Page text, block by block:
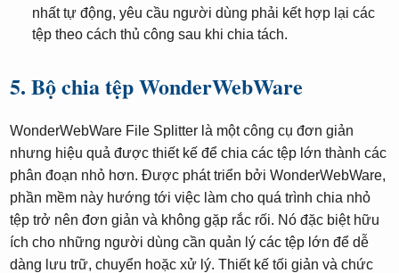
nhất tự động, yêu cầu người dùng phải kết hợp lại các
tệp theo cách thủ công sau khi chia tách.
5. Bộ chia tệp WonderWebWare
WonderWebWare File Splitter là một công cụ đơn giản
nhưng hiệu quả được thiết kế để chia các tệp lớn thành các
phân đoạn nhỏ hơn. Được phát triển bởi WonderWebWare,
phần mềm này hướng tới việc làm cho quá trình chia nhỏ
tệp trở nên đơn giản và không gặp rắc rối. Nó đặc biệt hữu
ích cho những người dùng cần quản lý các tệp lớn để dễ
dàng lưu trữ, chuyển hoặc xử lý. Thiết kế tối giản và chức